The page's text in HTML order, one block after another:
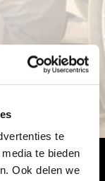
te
te bieden
Ook delen we